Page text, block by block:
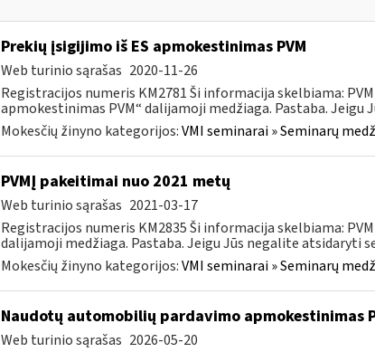
Prekių įsigijimo iš ES apmokestinimas PVM
Web turinio sąrašas 2020-11-26
Registracijos numeris KM2781 Ši informacija skelbiama:
apmokestinimas PVM“ dalijamoji medžiaga. Pastaba. Jeigu
Mokesčių žinyno kategorijos:VMI seminarai » Seminarų
PVMĮ pakeitimai nuo 2021 metų
Web turinio sąrašas 2021-03-17
Registracijos numeris KM2835 Ši informacija skelbiama:
dalijamoji medžiaga. Pastaba. Jeigu Jūs negalite atsidaryti
Mokesčių žinyno kategorijos:VMI seminarai » Seminarų
Naudotų automobilių pardavimo apmokestinimas
Web turinio sąrašas 2026-05-20